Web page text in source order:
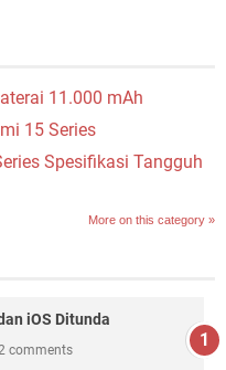
11.000 mAh
15 Series
Spesifikasi Tangguh
More on this category »
iOS Ditunda
comments